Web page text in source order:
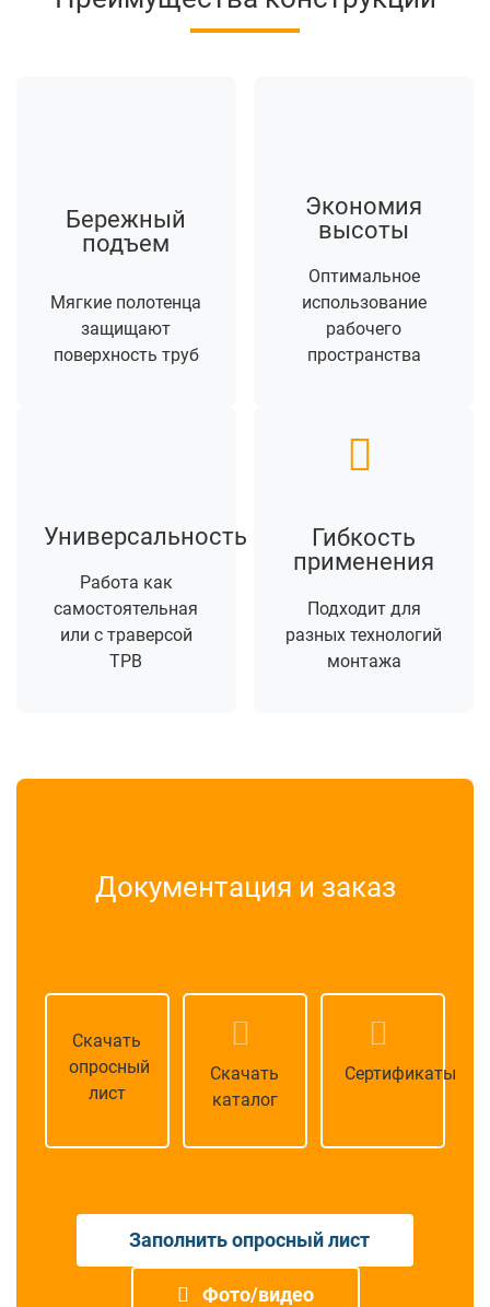
Бережный
подъем
Мягкие полотенца
защищают
поверхность труб
Экономия
высоты
Оптимальное
использование
рабочего
пространства
Универсальность
Работа как
самостоятельная
или с траверсой
ТРВ
Гибкость
применения
Подходит для
разных технологий
монтажа
Документация и заказ
Скачать
опросный
лист
Скачать
каталог
Сертификаты
Заполнить опросный лист
Фото/видео